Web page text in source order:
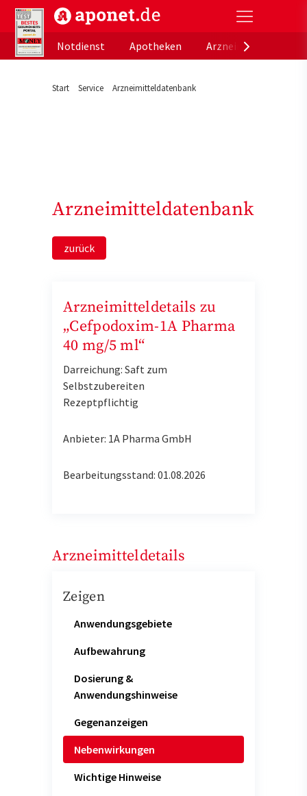
aponet.de - Das offizielle Gesundheitsportal der
Notdienst
Apotheken
Start Service Arzneimitteldatenbank
Arzneimitteldatenbank
zurück
Arzneimitteldetails zu
„Cefpodoxim-1A Pharma
40 mg/5 ml“
Darreichung: Saft zum
Selbstzubereiten
Rezeptpflichtig
Anbieter: 1A Pharma GmbH
Bearbeitungsstand: 01.08.2026
Arzneimitteldetails
Zeigen
Anwendungsgebiete
Aufbewahrung
Dosierung &
Anwendungshinweise
Gegenanzeigen
Nebenwirkungen
Wichtige Hinweise